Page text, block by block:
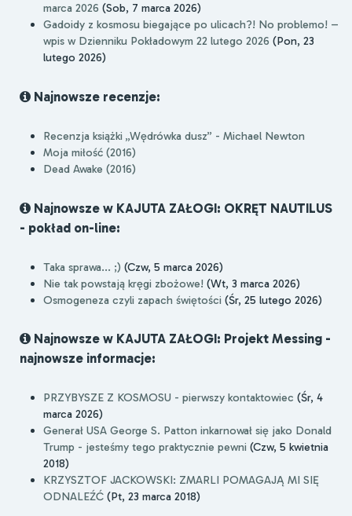
marca 2026 (Sob, 7 marca 2026)
Gadoidy z kosmosu biegające po ulicach?! No problemo! –
wpis w Dzienniku Pokładowym 22 lutego 2026 (Pon, 23
lutego 2026)
Najnowsze recenzje:
Recenzja książki „Wędrówka dusz” - Michael Newton
Moja miłość (2016)
Dead Awake (2016)
Najnowsze w KAJUTA ZAŁOGI: OKRĘT NAUTILUS
- pokład on-line:
Taka sprawa... ;) (Czw, 5 marca 2026)
Nie tak powstają kręgi zbożowe! (Wt, 3 marca 2026)
Osmogeneza czyli zapach świętości (Śr, 25 lutego 2026)
Najnowsze w KAJUTA ZAŁOGI: Projekt Messing -
najnowsze informacje:
PRZYBYSZE Z KOSMOSU - pierwszy kontaktowiec (Śr, 4
marca 2026)
Generał USA George S. Patton inkarnował się jako Donald
Trump - jesteśmy tego praktycznie pewni (Czw, 5 kwietnia
2018)
KRZYSZTOF JACKOWSKI: ZMARLI POMAGAJĄ MI SIĘ
ODNALEŹĆ (Pt, 23 marca 2018)